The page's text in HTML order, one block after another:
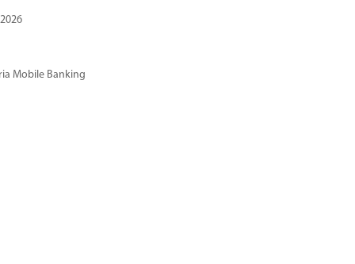
Mobile Banking